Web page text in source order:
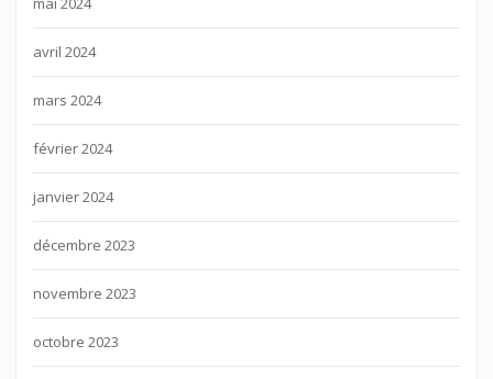
avril 2024
mars 2024
février 2024
janvier 2024
décembre 2023
novembre 2023
octobre 2023